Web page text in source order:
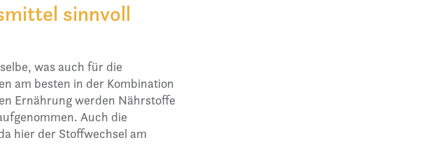
sinnvoll
was auch für die
am besten in der Kombination
Ernährung werden Nährstoffe
Auch die
hier der Stoffwechsel am